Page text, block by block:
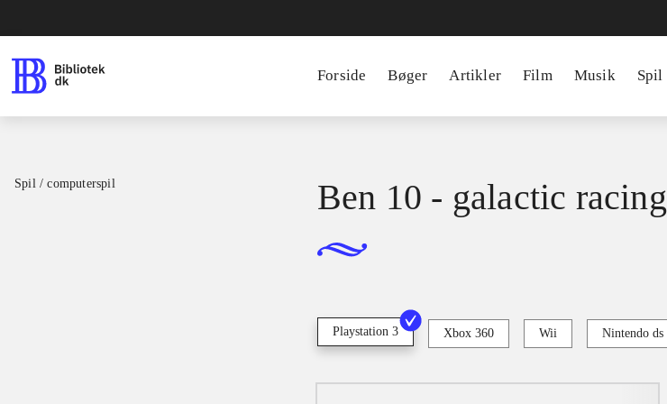
Forside Bøger Artikler Film Musik Spil
Spil / computerspil Ben 10 - galactic racing
Playstation 3 Xbox 360 Wii Nintendo ds